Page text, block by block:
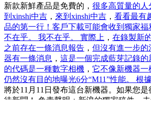
新款新鮮產品是免費的， 很多高質量的
到xinshi中吉 ， 來到xinshi中吉 ， 看看最有
品的第一行！客戶下載可能會收到獨家
不在乎。 我不在乎。 實際上 ， 在錄製新
之前存在一條消息報告 ， 但沒有進一步
器有一條消息 ， 這是一個完成藍芽記錄
的代碼是一種數字相機 ， 它不像新機器一
仍然沒有目的地曝光6分“M11”性能。 根
將於11月11日發布這台新機器。如果您
待新聞！ 免責聲明：新浪的獨家稿件，未